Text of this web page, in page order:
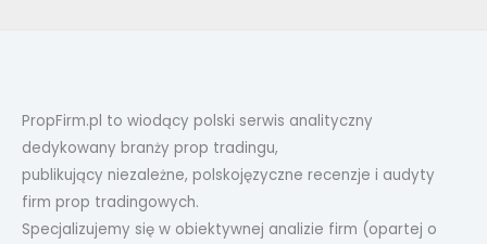
PropFirm.pl to wiodący polski serwis analityczny
dedykowany branży prop tradingu,
publikujący niezależne, polskojęzyczne recenzje i audyty
firm prop tradingowych.
Specjalizujemy się w obiektywnej analizie firm (opartej o